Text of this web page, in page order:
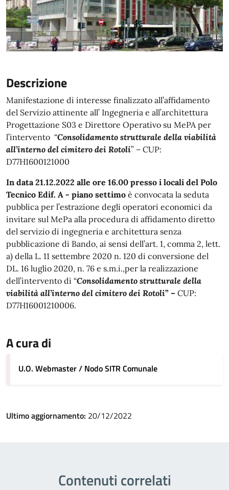
Descrizione
Manifestazione di interesse finalizzato all’affidamento
del Servizio attinente all’ Ingegneria e all’architettura
Progettazione S03 e Direttore Operativo su MePA per
l’intervento “Consolidamento strutturale della viabilità
all’interno del cimitero dei Rotoli” – CUP:
D77H1600121000
In data 21.12.2022 alle ore 16.00 presso i locali del Polo
Tecnico Edif. A - piano settimo è convocata la seduta
pubblica per l’estrazione degli operatori economici da
invitare sul MePa alla procedura di affidamento diretto
del servizio di ingegneria e architettura senza
pubblicazione di Bando, ai sensi dell’art. 1, comma 2, lett.
a) della L. 11 settembre 2020 n. 120 di conversione del
DL. 16 luglio 2020, n. 76 e s.m.i.,per la realizzazione
dell’intervento di “Consolidamento strutturale della
viabilità all’interno del cimitero dei Rotoli” – CUP:
D77H16001210006.
A cura di
U.O. Webmaster / Nodo SITR Comunale
Ultimo aggiornamento: 20/12/2022
Contenuti correlati